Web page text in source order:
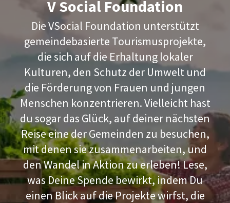
V Social Foundation
Die VSocial Foundation unterstützt
gemeindebasierte Tourismusprojekte,
die sich auf die Erhaltung lokaler
Kulturen, den Schutz der Umwelt und
die Förderung von Frauen und jungen
Menschen konzentrieren. Vielleicht hast
du sogar das Glück, auf deiner nächsten
Reise eine der Gemeinden zu besuchen,
mit denen sie zusammenarbeiten, und
den Wandel in Aktion zu erleben! Lese,
was Deine Spende bewirkt, indem Du
einen Blick auf die Projekte wirfst, die